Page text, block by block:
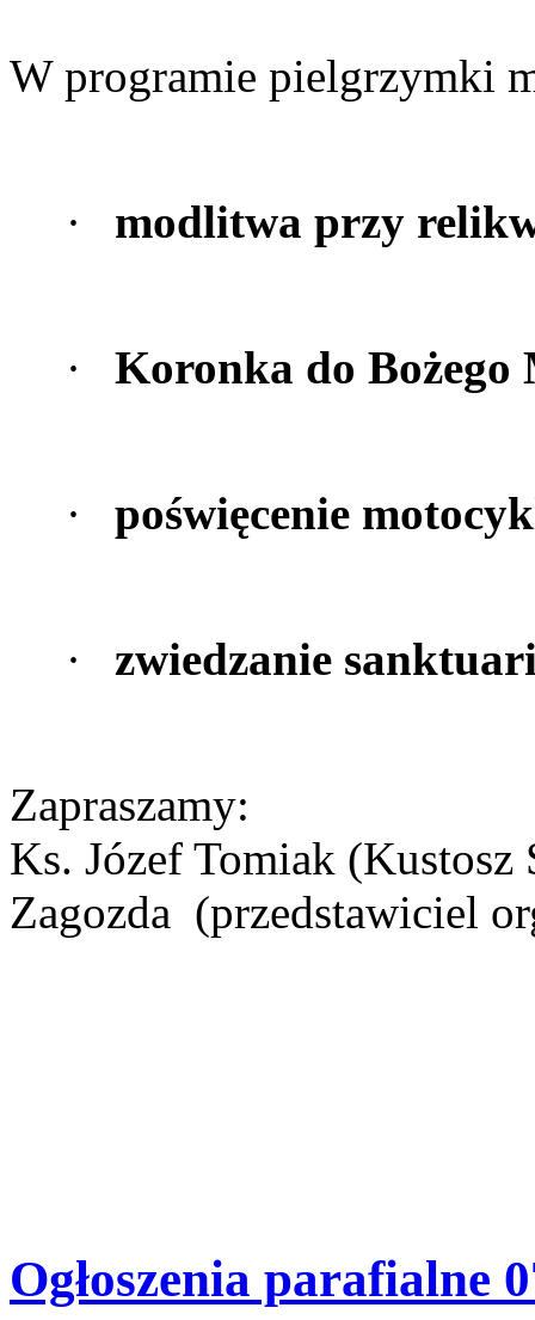
W programie pielgrzymki
· modlitwa przy
· Koronka do Bożego
· poświęcenie
· zwiedzanie
Zapraszamy:
Ks. Józef Tomiak (Kustosz
Zagozda (przedstawiciel
Ogłoszenia parafialne